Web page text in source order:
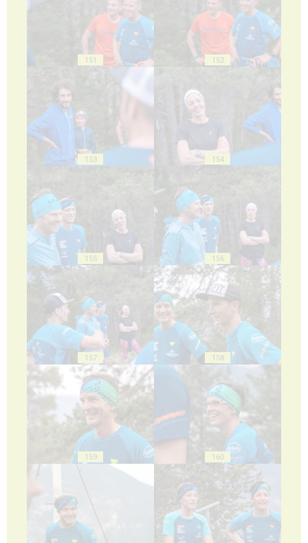
151 152
153 154
155 156
157 158
159 160